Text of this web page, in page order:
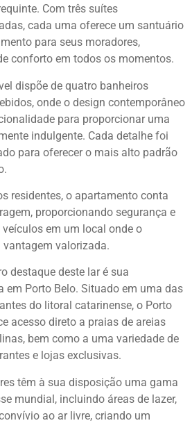
Com três suítes
cada uma oferece um santuário
para seus moradores,
conforto em todos os momentos.
dispõe de quatro banheiros
onde o design contemporâneo
para proporcionar uma
indulgente. Cada detalhe foi
para oferecer o mais alto padrão
residentes, o apartamento conta
proporcionando segurança e
em um local onde o
valorizada.
destaque deste lar é sua
em Porto Belo. Situado em uma das
do litoral catarinense, o Porto
acesso direto a praias de areias
bem como a uma variedade de
e lojas exclusivas.
têm à sua disposição uma gama
mundial, incluindo áreas de lazer,
ao ar livre, criando um